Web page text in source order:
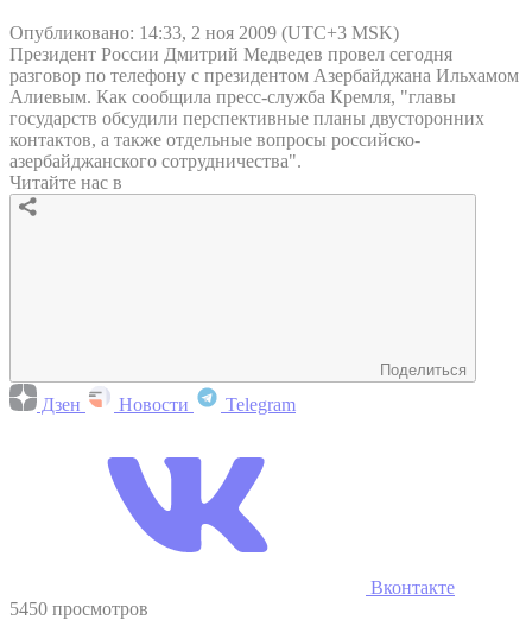
Опубликовано: 14:33, 2 ноя 2009 (UTC+3 MSK)
Президент России Дмитрий Медведев провел сегодня
разговор по телефону с президентом Азербайджана Ильхамом
Алиевым. Как сообщила пресс-служба Кремля, "главы
государств обсудили перспективные планы двусторонних
контактов, а также отдельные вопросы российско-
азербайджанского сотрудничества".
Читайте нас в
Поделиться
Дзен Новости Telegram
Вконтакте
5450 просмотров